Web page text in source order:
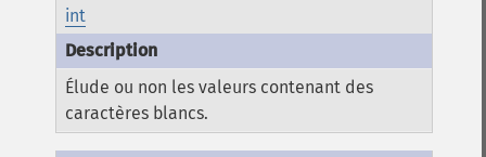
int
Élude ou non les valeurs contenant des
caractères blancs.